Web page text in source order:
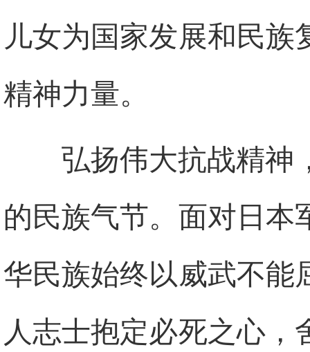
儿女为国家发展和民
精神力量。
弘扬伟大抗战精神
的民族气节。面对日本
华民族始终以威武不能
人志士抱定必死之心，